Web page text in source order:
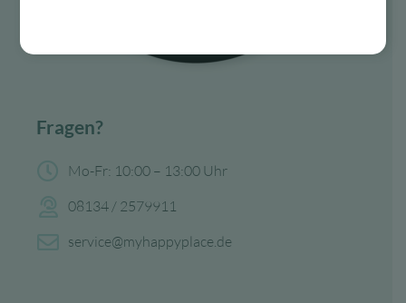
Fragen?
Mo-Fr: 10:00 – 13:00 Uhr
08134 / 2579911
service@myhappyplace.de